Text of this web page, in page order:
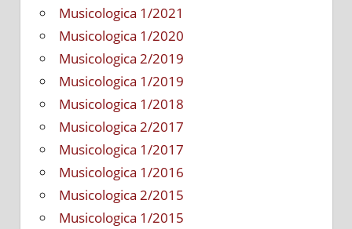
Musicologica 1/2021
Musicologica 1/2020
Musicologica 2/2019
Musicologica 1/2019
Musicologica 1/2018
Musicologica 2/2017
Musicologica 1/2017
Musicologica 1/2016
Musicologica 2/2015
Musicologica 1/2015